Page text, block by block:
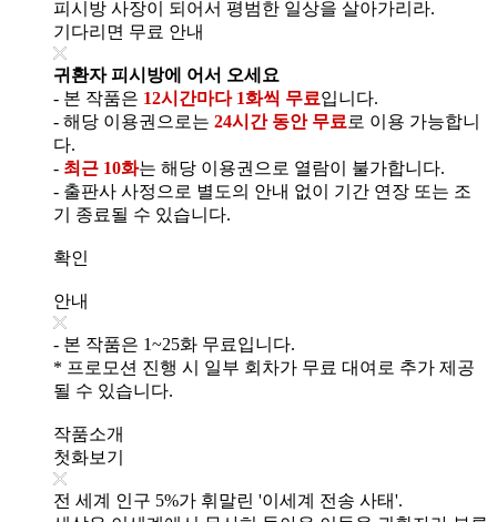
피시방 사장이 되어서 평범한 일상을 살아가리라.
기다리면 무료 안내
귀환자 피시방에 어서 오세요
- 본 작품은 12시간마다 1화씩 무료입니다.
- 해당 이용권으로는 24시간 동안 무료 로 이용 가능합니
다.
- 최근 10화는 해당 이용권으로 열람이 불가합니다.
- 출판사 사정으로 별도의 안내 없이 기간 연장 또는 조
기 종료될 수 있습니다.
확인
안내
- 본 작품은 1~25화 무료입니다.
* 프로모션 진행 시 일부 회차가 무료 대여로 추가 제공
될 수 있습니다.
작품소개
첫화보기
전 세계 인구 5%가 휘말린 '이세계 전송 사태'.